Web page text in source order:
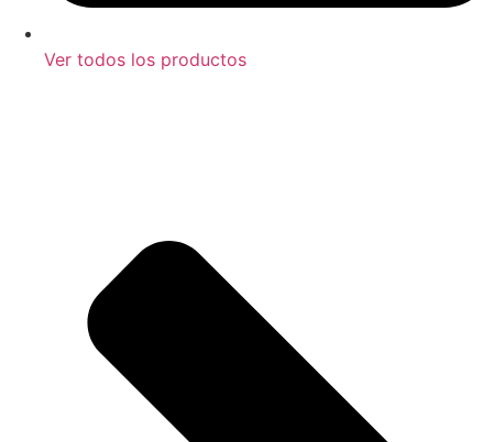
Ver todos los productos